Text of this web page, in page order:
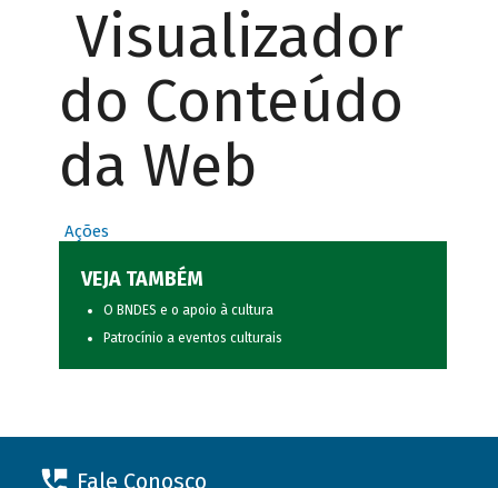
Visualizador
do Conteúdo
da Web
Ações
VEJA TAMBÉM
O BNDES e o apoio à cultura
Patrocínio a eventos culturais
Fale Conosco